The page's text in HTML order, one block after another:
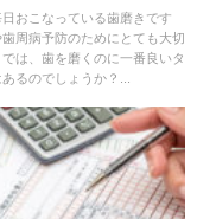
おこなっている歯磨きです
周病予防のためにとても大切
は、歯を磨くのに一番良いタ
るのでしょうか？...